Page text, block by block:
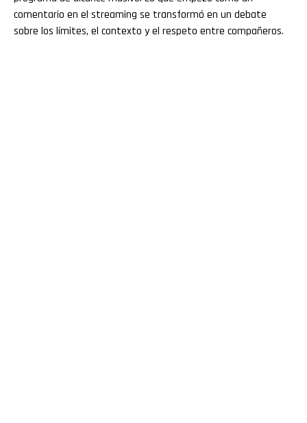
comentario en el streaming se transformó en un debate
sobre los límites, el contexto y el respeto entre compañeros.